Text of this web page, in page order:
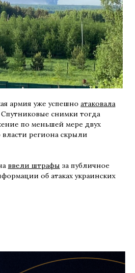
армия уже успешно атаковала
снимки тогда
по меньшей мере двух
власти региона скрыли
ввели штрафы за публичное
об атаках украинских